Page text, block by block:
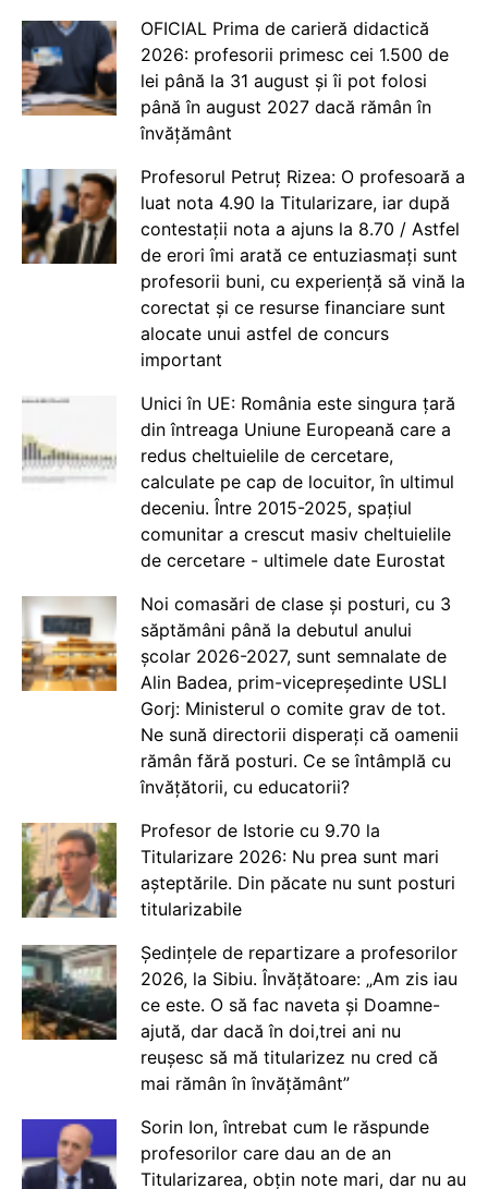
OFICIAL Prima de carieră didactică
2026: profesorii primesc cei 1.500 de
lei până la 31 august și îi pot folosi
până în august 2027 dacă rămân în
învățământ
Profesorul Petruț Rizea: O profesoară a
luat nota 4.90 la Titularizare, iar după
contestații nota a ajuns la 8.70 / Astfel
de erori îmi arată ce entuziasmați sunt
profesorii buni, cu experiență să vină la
corectat și ce resurse financiare sunt
alocate unui astfel de concurs
important
Unici în UE: România este singura țară
din întreaga Uniune Europeană care a
redus cheltuielile de cercetare,
calculate pe cap de locuitor, în ultimul
deceniu. Între 2015-2025, spațiul
comunitar a crescut masiv cheltuielile
de cercetare - ultimele date Eurostat
Noi comasări de clase și posturi, cu 3
săptămâni până la debutul anului
școlar 2026-2027, sunt semnalate de
Alin Badea, prim-vicepreședinte USLI
Gorj: Ministerul o comite grav de tot.
Ne sună directorii disperați că oamenii
rămân fără posturi. Ce se întâmplă cu
învățătorii, cu educatorii?
Profesor de Istorie cu 9.70 la
Titularizare 2026: Nu prea sunt mari
așteptările. Din păcate nu sunt posturi
titularizabile
Ședințele de repartizare a profesorilor
2026, la Sibiu. Învățătoare: „Am zis iau
ce este. O să fac naveta și Doamne-
ajută, dar dacă în doi,trei ani nu
reușesc să mă titularizez nu cred că
mai rămân în învățământ”
Sorin Ion, întrebat cum le răspunde
profesorilor care dau an de an
Titularizarea, obțin note mari, dar nu au